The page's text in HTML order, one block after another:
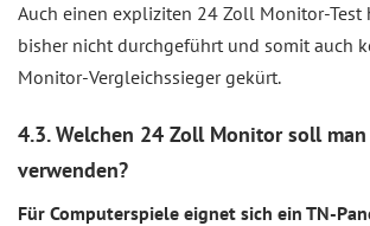
Auch einen expliziten 24 Zoll Monitor-Test
bisher nicht durchgeführt und somit auch
Monitor-Vergleichssieger gekürt.
4.3. Welchen 24 Zoll Monitor soll
verwenden?
Für Computerspiele eignet sich ein TN-